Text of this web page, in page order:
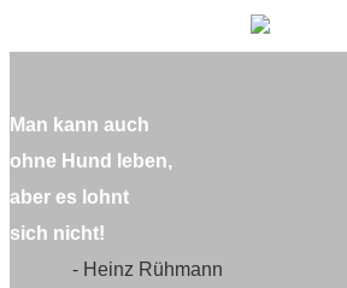
Man kann auch
ohne Hund leben,
aber es lohnt
sich nicht!
- Heinz Rühmann